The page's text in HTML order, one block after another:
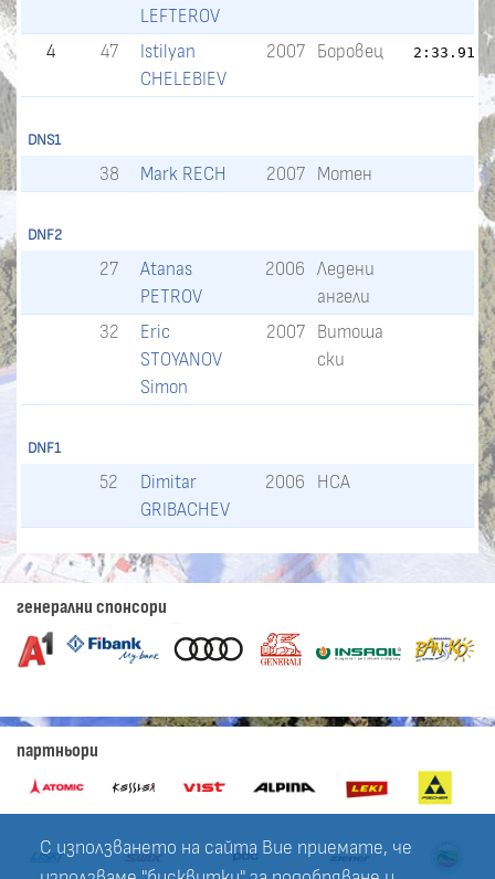
С използването на сайта Вие приемате, че
LEFTEROV
4 47
Istilyan
CHELEBIEV
2007 Боровец 2:33.91
DNS1
38 Mark RECH 2007 Мотен
DNF2
27
Atanas
PETROV
2006
Ледени
ангели
32
Eric
STOYANOV
Simon
2007
Витоша
ски
DNF1
52
Dimitar
GRIBACHEV
2006 НСА
генерални спонсори
партньори